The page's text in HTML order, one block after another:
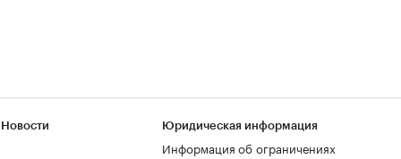
Юридическая информация
Информация об ограничениях